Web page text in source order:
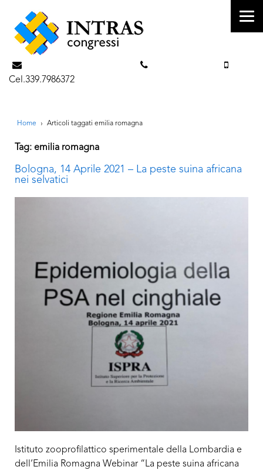
Cel.339.7986372
Home › Articoli taggati emilia romagna
Tag: emilia romagna
Bologna, 14 Aprile 2021 – La peste suina africana
nei selvatici
Istituto zooprofilattico sperimentale della Lombardia e
dell’Emilia Romagna Webinar “La peste suina africana